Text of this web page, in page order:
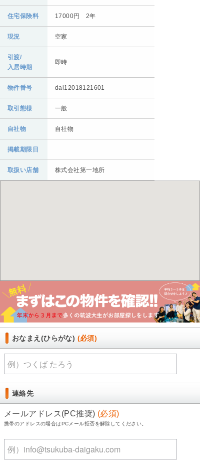
住宅保険料 17000円 2年
現況 空家
引渡/
入居時期
即時
物件番号 dai12018121601
取引態様 一般
自社物 自社物
掲載期限日
取扱い店舗 株式会社第一地所
おなまえ(ひらがな) (必須)
連絡先
メールアドレス(PC推奨) (必須)
携帯のアドレスの場合はPCメール拒否を解除してください。